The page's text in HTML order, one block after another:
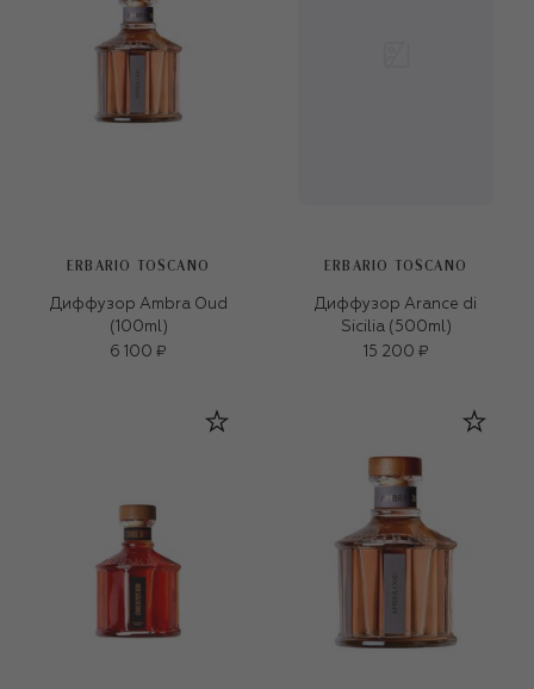
ERBARIO TOSCANO
Диффузор Ambra Oud
(100ml)
6 100 ₽
ERBARIO TOSCANO
Диффузор Arance di
Sicilia (500ml)
15 200 ₽